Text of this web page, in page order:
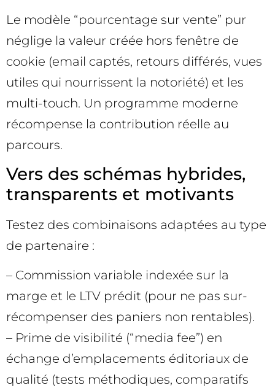
Le modèle “pourcentage sur vente” pur
néglige la valeur créée hors fenêtre de
cookie (email captés, retours différés, vues
utiles qui nourrissent la notoriété) et les
multi-touch. Un programme moderne
récompense la contribution réelle au
parcours.
Vers des schémas hybrides,
transparents et motivants
Testez des combinaisons adaptées au type
de partenaire :
– Commission variable indexée sur la
marge et le LTV prédit (pour ne pas sur-
récompenser des paniers non rentables).
– Prime de visibilité (“media fee”) en
échange d’emplacements éditoriaux de
qualité (tests méthodiques, comparatifs